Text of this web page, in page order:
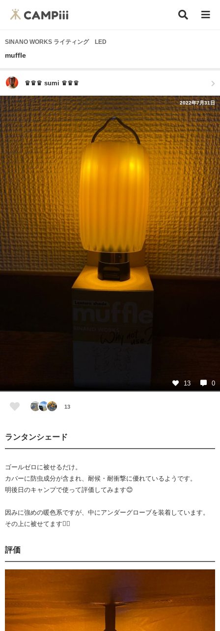
SINANO WORKS ライティング LED
muffle
♛♛♛ sumi ♛♛♛
2022年7月31日
13 0
13
ランタンシェード
ゴールゼロに被せるだけ。
カバーに防虫成分が含まれ、耐候・耐衝撃に優れているようです。
明後日のキャンプで使って評価してみます😊
因みに強めの暖色系ですが、中にアンダーグローブを装着しています。
その上に被せてます🙇‍♂️
評価